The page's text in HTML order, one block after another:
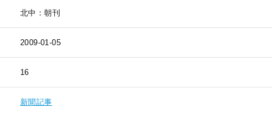
北中：朝刊
2009-01-05
16
新聞記事